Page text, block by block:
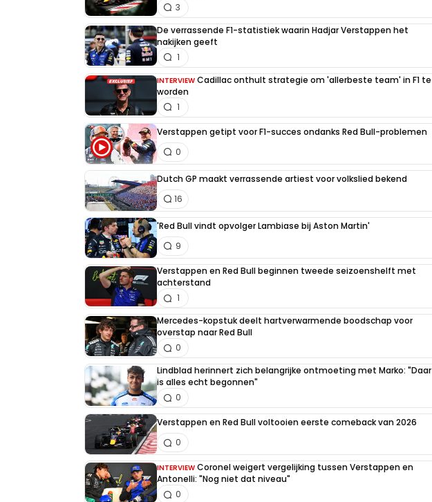
3
De verrassende F1-statistiek waarin Hadjar Verstappen het
nakijken geeft
1
INTERVIEW Cadillac onthult strategie om 'allerbeste team' in F1 te
worden
1
Verstappen getipt voor F1-succes ondanks Red Bull-problemen
0
Dutch GP maakt verrassende artiest voor volkslied bekend
16
'Red Bull vindt opvolger Lambiase bij Aston Martin'
9
Verstappen en Red Bull beginnen tweede seizoenshelft met
achterstand
1
Mercedes-kopstuk deelt hartverwarmende boodschap voor
overstap naar Red Bull
0
Lindblad herinnert zich belangrijke ontmoeting met Marko: "Daar
is alles echt begonnen"
0
Verstappen en Red Bull voltooien eerste comeback van 2026
0
INTERVIEW Coronel weigert vergelijking tussen Verstappen en
Antonelli: "Nog niet dat niveau"
0